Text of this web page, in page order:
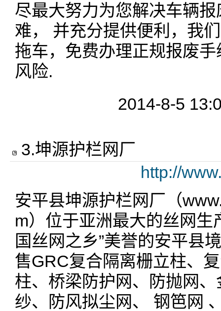
尽最大努力为您解决车辆
难， 并充分提供便利，我
拖车，免费办理正规报废
风险.
2014-8-5
3.坤源护栏网厂
http://
安平县坤源护栏网厂（
m）位于亚洲最大的丝网生
国丝网之乡”美誉的安平县
售GRC复合隔离栅立柱、
柱、桥梁防护网、防抛网
纱、防风拟尘网、 钢笆网